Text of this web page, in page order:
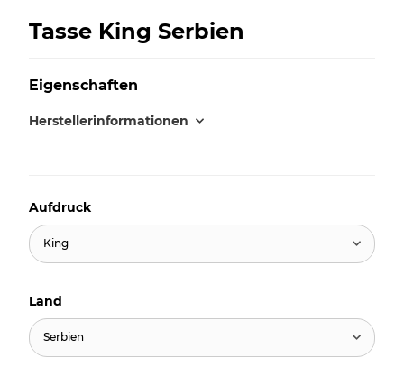
Tasse King Serbien
Eigenschaften
Herstellerinformationen
Aufdruck
King
Land
Serbien